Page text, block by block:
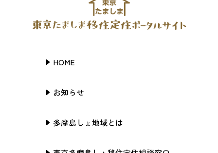
HOME
お知らせ
多摩島しょ地域とは